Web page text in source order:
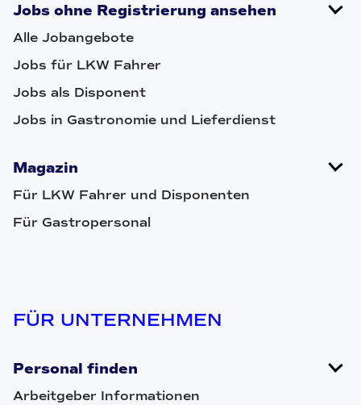
Jobs ohne Registrierung ansehen
Alle Jobangebote
Jobs für LKW Fahrer
Jobs als Disponent
Jobs in Gastronomie und Lieferdienst
Magazin
Für LKW Fahrer und Disponenten
Für Gastropersonal
FÜR UNTERNEHMEN
Personal finden
Arbeitgeber Informationen